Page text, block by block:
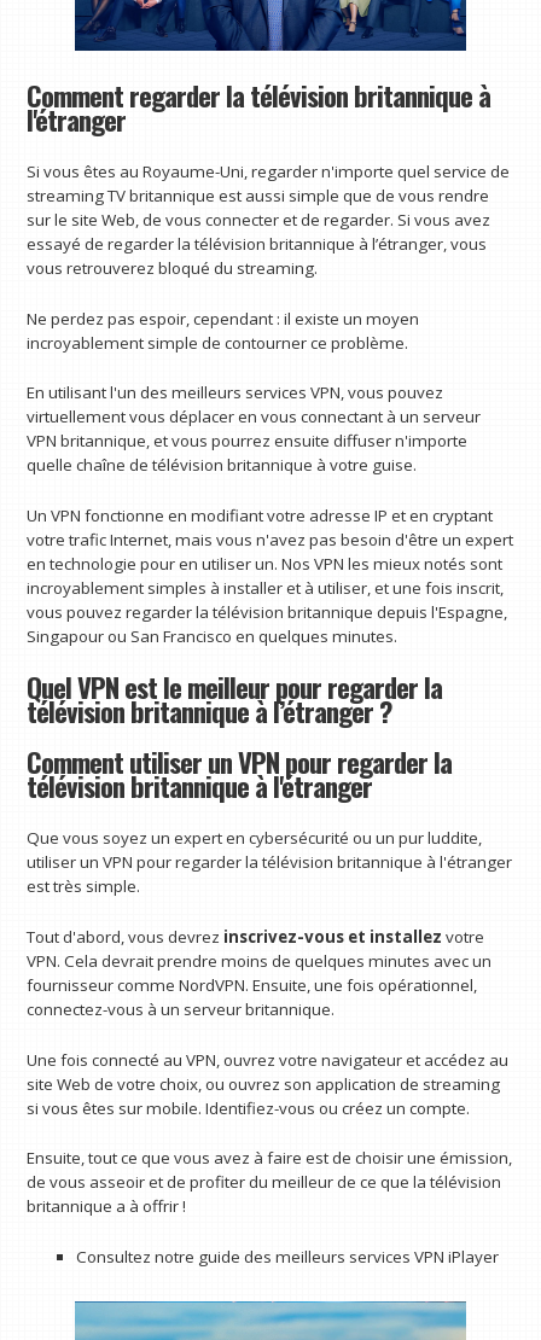
Comment regarder la télévision britannique à
l'étranger
Si vous êtes au Royaume-Uni, regarder n'importe quel service de
streaming TV britannique est aussi simple que de vous rendre
sur le site Web, de vous connecter et de regarder. Si vous avez
essayé de regarder la télévision britannique à l’étranger, vous
vous retrouverez bloqué du streaming.
Ne perdez pas espoir, cependant : il existe un moyen
incroyablement simple de contourner ce problème.
En utilisant l'un des meilleurs services VPN, vous pouvez
virtuellement vous déplacer en vous connectant à un serveur
VPN britannique, et vous pourrez ensuite diffuser n'importe
quelle chaîne de télévision britannique à votre guise.
Un VPN fonctionne en modifiant votre adresse IP et en cryptant
votre trafic Internet, mais vous n'avez pas besoin d'être un expert
en technologie pour en utiliser un. Nos VPN les mieux notés sont
incroyablement simples à installer et à utiliser, et une fois inscrit,
vous pouvez regarder la télévision britannique depuis l'Espagne,
Singapour ou San Francisco en quelques minutes.
Quel VPN est le meilleur pour regarder la
télévision britannique à l’étranger ?
Comment utiliser un VPN pour regarder la
télévision britannique à l'étranger
Que vous soyez un expert en cybersécurité ou un pur luddite,
utiliser un VPN pour regarder la télévision britannique à l'étranger
est très simple.
Tout d'abord, vous devrez inscrivez-vous et installez votre
VPN. Cela devrait prendre moins de quelques minutes avec un
fournisseur comme NordVPN. Ensuite, une fois opérationnel,
connectez-vous à un serveur britannique.
Une fois connecté au VPN, ouvrez votre navigateur et accédez au
site Web de votre choix, ou ouvrez son application de streaming
si vous êtes sur mobile. Identifiez-vous ou créez un compte.
Ensuite, tout ce que vous avez à faire est de choisir une émission,
de vous asseoir et de profiter du meilleur de ce que la télévision
britannique a à offrir !
Consultez notre guide des meilleurs services VPN iPlayer